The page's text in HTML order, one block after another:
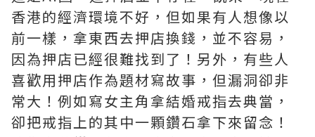
香港的經濟環境不好，但如果有人想像以
前一樣，拿東西去押店換錢，並不容易，
因為押店已經很難找到了！另外，有些人
喜歡用押店作為題材寫故事，但漏洞卻非
常大！例如寫女主角拿結婚戒指去典當，
卻把戒指上的其中一顆鑽石拿下來留念！